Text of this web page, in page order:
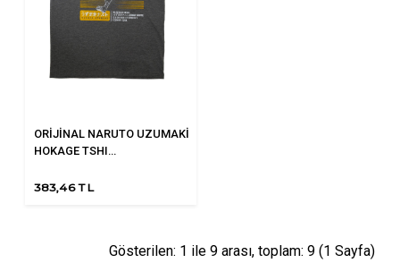
ORİJİNAL NARUTO UZUMAKİ
HOKAGE TSHI...
383,46 TL
Gösterilen: 1 ile 9 arası, toplam: 9 (1 Sayfa)